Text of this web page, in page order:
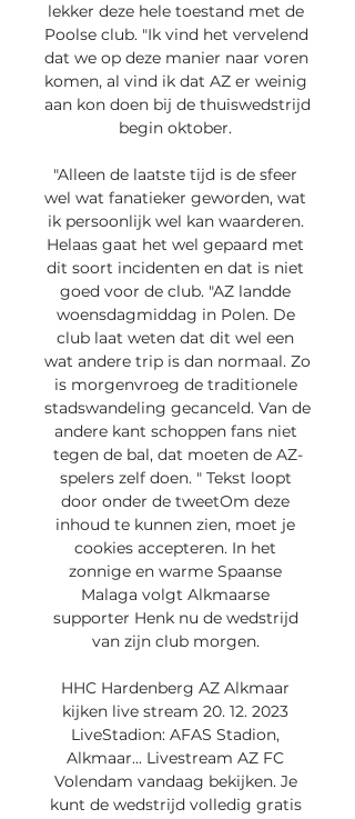
lekker deze hele toestand met de
Poolse club. "Ik vind het vervelend
dat we op deze manier naar voren
komen, al vind ik dat AZ er weinig
aan kon doen bij de thuiswedstrijd
begin oktober.
"Alleen de laatste tijd is de sfeer
wel wat fanatieker geworden, wat
ik persoonlijk wel kan waarderen.
Helaas gaat het wel gepaard met
dit soort incidenten en dat is niet
goed voor de club. "AZ landde
woensdagmiddag in Polen. De
club laat weten dat dit wel een
wat andere trip is dan normaal. Zo
is morgenvroeg de traditionele
stadswandeling gecanceld. Van de
andere kant schoppen fans niet
tegen de bal, dat moeten de AZ-
spelers zelf doen. " Tekst loopt
door onder de tweetOm deze
inhoud te kunnen zien, moet je
cookies accepteren. In het
zonnige en warme Spaanse
Malaga volgt Alkmaarse
supporter Henk nu de wedstrijd
van zijn club morgen.
HHC Hardenberg AZ Alkmaar
kijken live stream 20. 12. 2023
LiveStadion: AFAS Stadion,
Alkmaar... Livestream AZ FC
Volendam vandaag bekijken. Je
kunt de wedstrijd volledig gratis